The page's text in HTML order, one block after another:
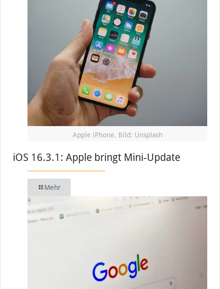
Apple iPhone, Bild: Unsplash
iOS 16.3.1: Apple bringt Mini-Update
Mehr